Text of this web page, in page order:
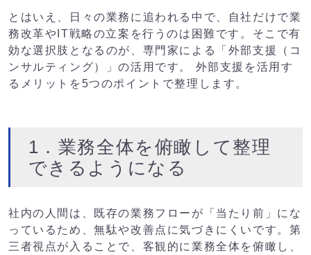
とはいえ、日々の業務に追われる中で、自社だけで業
務改革やIT戦略の立案を行うのは困難です。そこで有
効な選択肢となるのが、専門家による「外部支援（コ
ンサルティング）」の活用です。 外部支援を活用す
るメリットを5つのポイントで整理します。
1．業務全体を俯瞰して整理
できるようになる
社内の人間は、既存の業務フローが「当たり前」にな
っているため、無駄や改善点に気づきにくいです。第
三者視点が入ることで、客観的に業務全体を俯瞰し、